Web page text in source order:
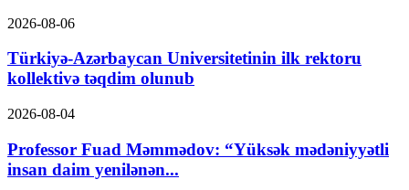
2026-08-06
Türkiyə-Azərbaycan Universitetinin ilk rektoru
kollektivə təqdim olunub
2026-08-04
Professor Fuad Məmmədov: “Yüksək mədəniyyətli
insan daim yenilənən...